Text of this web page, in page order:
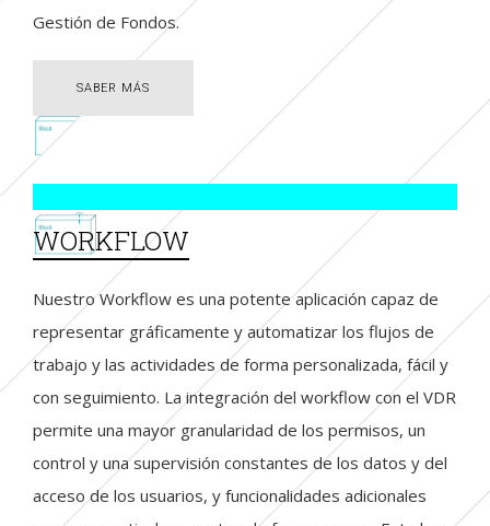
Gestión de Fondos.
SABER MÁS
SABER MÁS
WORKFLOW
Nuestro Workflow es una potente aplicación capaz de
representar gráficamente y automatizar los flujos de
trabajo y las actividades de forma personalizada, fácil y
con seguimiento. La integración del workflow con el VDR
permite una mayor granularidad de los permisos, un
control y una supervisión constantes de los datos y del
acceso de los usuarios, y funcionalidades adicionales